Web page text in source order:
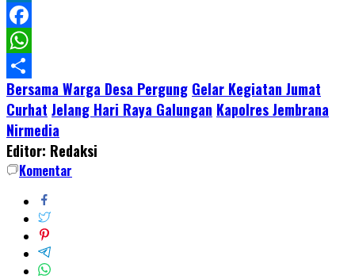
LinkedIn
Facebook
WhatsApp
Share
Bersama Warga Desa Pergung Gelar Kegiatan Jumat
Curhat Jelang Hari Raya Galungan Kapolres Jembrana
Nirmedia
Editor: Redaksi
Komentar